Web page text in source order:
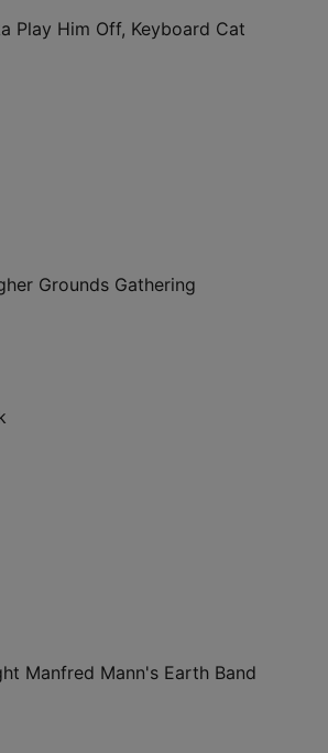
Play Him Off, Keyboard Cat
Grounds Gathering
Manfred Mann's Earth Band